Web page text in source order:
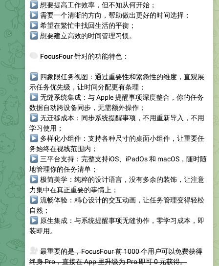
想要提高工作效率，但不知从何开始；
需要一个清晰的方向，帮助做出更好的时间选择；
希望在繁忙中找回生活的平衡；
想要建立高效的时间管理习惯。
FocusFour 针对的功能特色：
四象限任务视图 ：通过重要性和紧急性的维度，直观展
示任务优先级，让时间分配更有条理；
无缝系统集成：与 Apple 提醒事项深度整合，你的任务
数据自动跨设备同步，无需额外操作；
无迁移成本 ：同步系统提醒事项，不用重新导入，不用
学习使用；
多样化小组件：支持各种尺寸的桌面小组件，让重要任
务始终在视线范围内；
三平台支持：完整支持iOS、iPadOs 和 macOS，随时随
地管理你的任务清单；
极简美学：纯粹的设计语言，没有多余的装饰，让注意
力集中在真正重要的事情上；
流畅体验：精心设计的交互动画，让任务管理变得轻松
自然；
原生集成：与系统提醒事项无缝协作，零学习成本，即
装即用。
最重要的是，FocusFour 前 1000 个用户可以免费获得
终身 Pro，直接在 App 里升级为 Pro 即可 0 元获得。